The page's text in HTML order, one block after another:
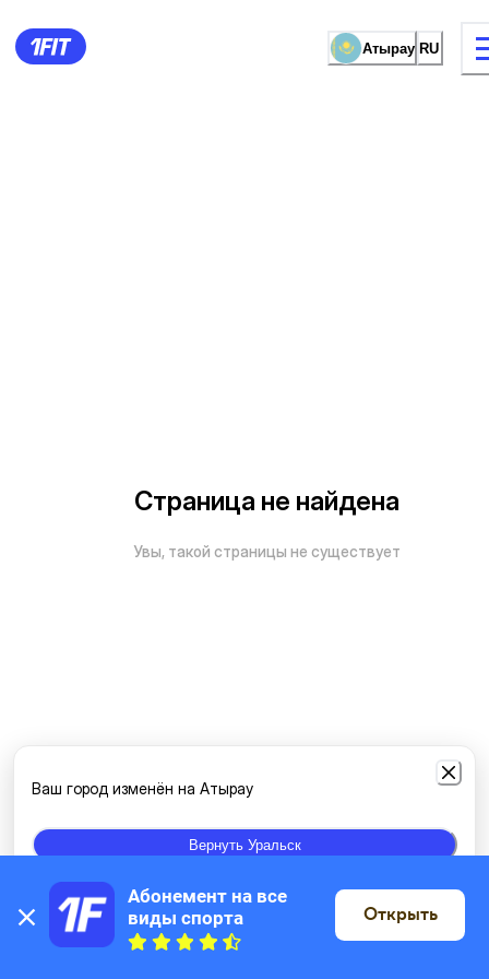
Атырау RU
Страница не найдена
Увы, такой страницы не существует
На карте
Ваш город изменён на Атырау
Вернуть Уральск
Абонемент на все
виды спорта
Открыть